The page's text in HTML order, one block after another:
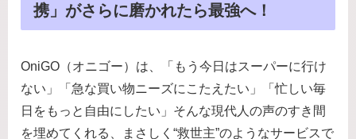
携」がさらに磨かれたら最強へ！
OniGO（オニゴー）は、「もう今日はスーパーに行け
ない」「急な買い物ニーズにこたえたい」「忙しい毎
日をもっと自由にしたい」そんな現代人の声のすき間
を埋めてくれる、まさしく“救世主”のようなサービスで